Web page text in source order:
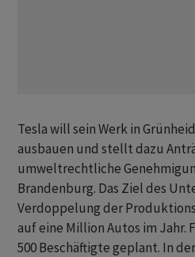
Tesla will sein Werk in
ausbauen und stellt dazu
umweltrechtliche
Brandenburg. Das Ziel des
Verdoppelung der
auf eine Million Autos im Jahr.
500 Beschäftigte geplant. In